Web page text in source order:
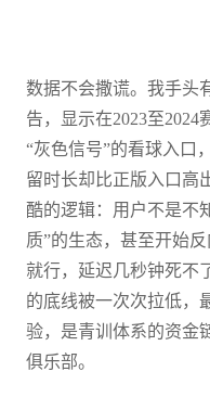
数据不会撒谎。我手头
告，显示在2023至
“灰色信号”的看球入口
留时长却比正版入口高
酷的逻辑：用户不是不
质”的生态，甚至开始
就行，延迟几秒钟死不
的底线被一次次拉低，
验，是青训体系的资金
俱乐部。